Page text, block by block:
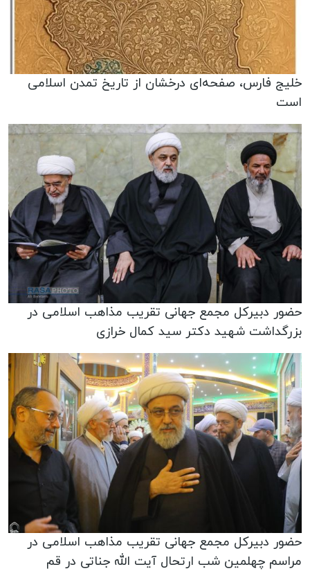
خلیج فارس، صفحه‌ای درخشان از تاریخ تمدن اسلامی
است
حضور دبیرکل مجمع جهانی تقریب مذاهب اسلامی در
بزرگداشت شهید دکتر سید کمال خرازی
حضور دبیرکل مجمع جهانی تقریب مذاهب اسلامی در
مراسم چهلمین شب ارتحال آیت الله جناتی در قم